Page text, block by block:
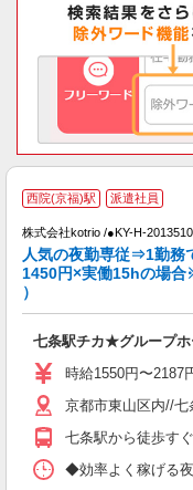
西院(京福)駅 派遣社員
株式会社kotrio /●KY-H-2013510
人気の夜勤専従⇒1勤務
1450円×実働15hの場
）
七条駅チカ★グループ
時給1550円〜
京都市東山区内//七
七条駅から徒歩す
◆効率よく稼げる